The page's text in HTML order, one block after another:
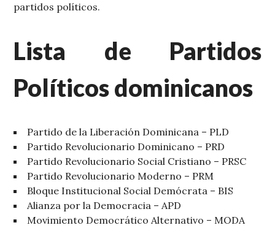
partidos políticos.
Lista de Partidos
Políticos dominicanos
Partido de la Liberación Dominicana – PLD
Partido Revolucionario Dominicano – PRD
Partido Revolucionario Social Cristiano – PRSC
Partido Revolucionario Moderno – PRM
Bloque Institucional Social Demócrata – BIS
Alianza por la Democracia – APD
Movimiento Democrático Alternativo – MODA